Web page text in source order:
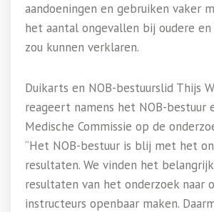
aandoeningen en gebruiken vaker
het aantal ongevallen bij oudere en
zou kunnen verklaren.
Duikarts en NOB-bestuurslid Thijs
reageert namens het NOB-bestuur
Medische Commissie op de
“Het NOB-bestuur is blij met het
resultaten. We vinden het
resultaten van het onderzoek naar
instructeurs openbaar maken.